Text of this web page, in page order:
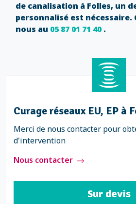
de canalisation à Folles, un
personnalisé est nécessaire.
nous au 05 87 01 71 40.
Curage réseaux EU, EP à
Merci de nous contacter pour
d'intervention
Nous contacter
Sur devis